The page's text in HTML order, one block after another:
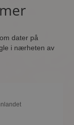
dater på
i nærheten av